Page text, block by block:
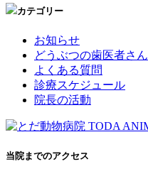
カテゴリー
お知らせ
どうぶつの歯医者さん
よくある質問
診療スケジュール
院長の活動
当院までのアクセス